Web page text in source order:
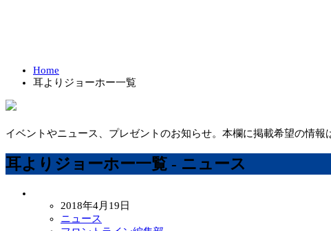
Home
耳よりジョーホー一覧
イベントやニュース、プレゼントのお知らせ。本欄に掲載希望の情報
耳よりジョーホー一覧 - ニュース
2018年4月19日
ニュース